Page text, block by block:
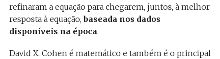
refinaram a equação para chegarem, juntos, à melhor
resposta à equação,baseada nos dados
disponíveis na época.
David X. Cohen é matemático e também é o principal